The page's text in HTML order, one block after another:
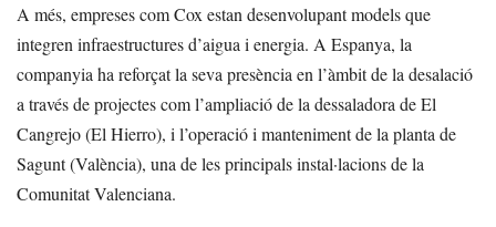
A més, empreses com Cox estan desenvolupant models que
integren infraestructures d’aigua i energia. A Espanya, la
companyia ha reforçat la seva presència en l’àmbit de la desalació
a través de projectes com l’ampliació de la dessaladora de El
Cangrejo (El Hierro), i l’operació i manteniment de la planta de
Sagunt (València), una de les principals instal·lacions de la
Comunitat Valenciana.